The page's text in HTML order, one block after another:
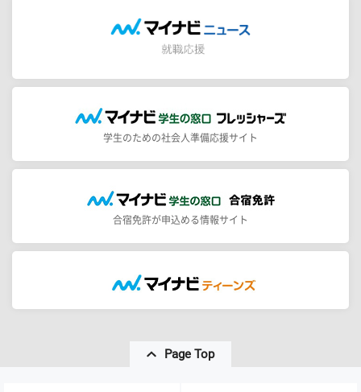
学生のための社会人準備応援サイト
合宿免許が申込める情報サイト
Page Top